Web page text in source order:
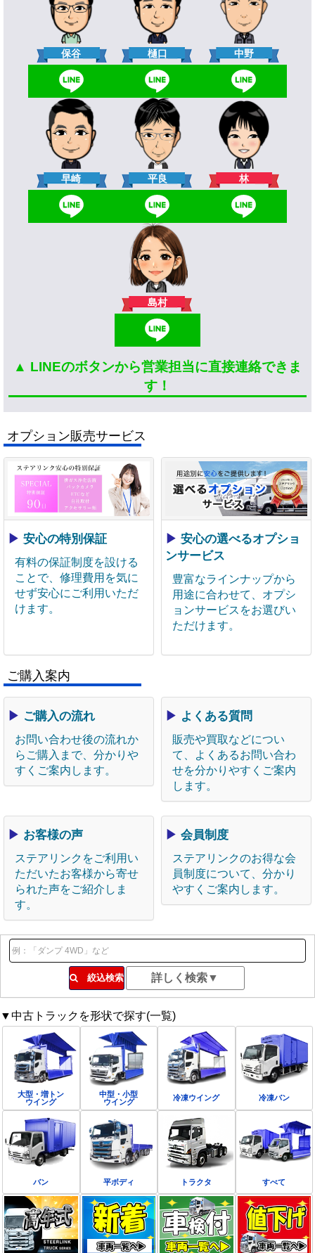
保谷 樋口 中野
早崎 平良 林
島村
▲ LINEのボタンから営業担当に直接連絡できま
す！
オプション販売サービス
▶ 安心の特別保証
有料の保証制度を設ける
ことで、修理費用を気に
せず安心にご利用いただ
けます。
▶ 安心の選べるオプショ
ンサービス
豊富なラインナップから
用途に合わせて、オプシ
ョンサービスをお選びい
ただけます。
ご購入案内
▶ ご購入の流れ
お問い合わせ後の流れか
らご購入まで、分かりや
すくご案内します。
▶ よくある質問
販売や買取などについ
て、よくあるお問い合わ
せを分かりやすくご案内
します。
▶ お客様の声
ステアリンクをご利用い
ただいたお客様から寄せ
られた声をご紹介しま
す。
▶ 会員制度
ステアリンクのお得な会
員制度について、分かり
やすくご案内します。
絞込検索
▼中古トラックを形状で探す(一覧)
大型・増トン
ウイング
中型・小型
ウイング
冷凍ウイング 冷凍バン
バン 平ボディ トラクタ すべて